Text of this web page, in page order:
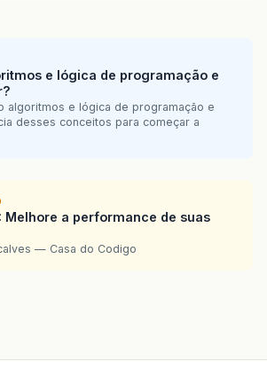
e lógica de programação e
algoritmos e lógica de programação e
desses conceitos para começar a
Melhore a performance de suas
— Casa do Codigo